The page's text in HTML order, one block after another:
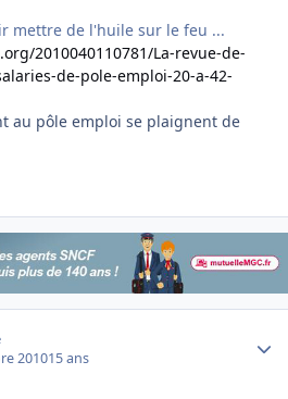
mettre de l'huile sur le feu ...
2010040110781/La-revue-de-
de-pole-emploi-20-a-42-
au pôle emploi se plaignent de
201015 ans